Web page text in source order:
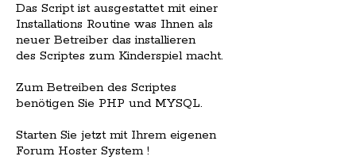
Das Script ist ausgestattet mit einer
Installations Routine was Ihnen als
neuer Betreiber das installieren
des Scriptes zum Kinderspiel macht.
Zum Betreiben des Scriptes
benötigen Sie PHP und MYSQL.
Starten Sie jetzt mit Ihrem eigenen
Forum Hoster System !